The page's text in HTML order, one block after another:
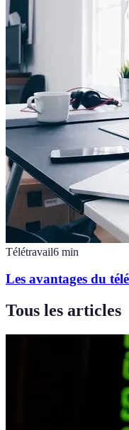
Télétravail6 min
Les avantages du
Tous les articles